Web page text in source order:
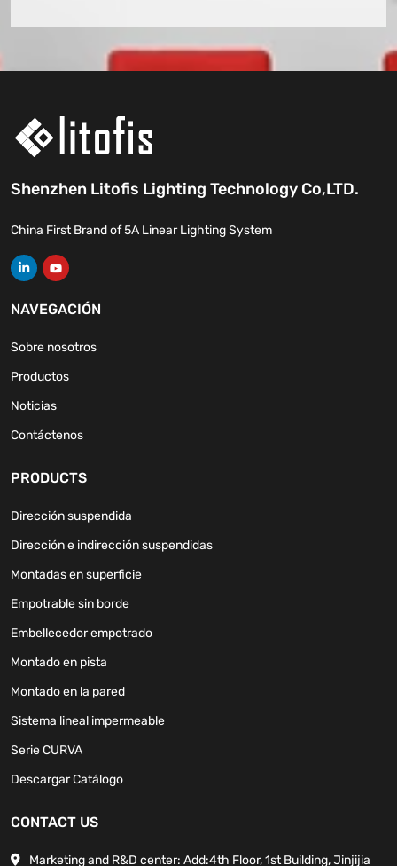
Shenzhen Litofis Lighting Technology Co,LTD.
China First Brand of 5A Linear Lighting System
NAVEGACIÓN
Sobre nosotros
Productos
Noticias
Contáctenos
PRODUCTS
Dirección suspendida
Dirección e indirección suspendidas
Montadas en superficie
Empotrable sin borde
Embellecedor empotrado
Montado en pista
Montado en la pared
Sistema lineal impermeable
Serie CURVA
Descargar Catálogo
CONTACT US
Marketing and R&D center: Add:4th Floor, 1st Building, Jinjijia